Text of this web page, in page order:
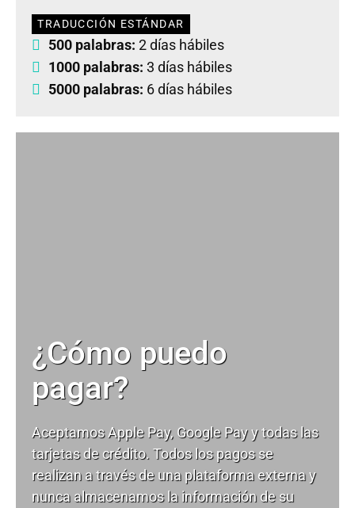
TRADUCCIÓN ESTÁNDAR
500 palabras: 2 días hábiles
1000 palabras: 3 días hábiles
5000 palabras: 6 días hábiles
¿Cómo puedo
pagar?
Aceptamos Apple Pay, Google Pay y todas las
tarjetas de crédito. Todos los pagos se
realizan a través de una plataforma externa y
nunca almacenamos la información de su